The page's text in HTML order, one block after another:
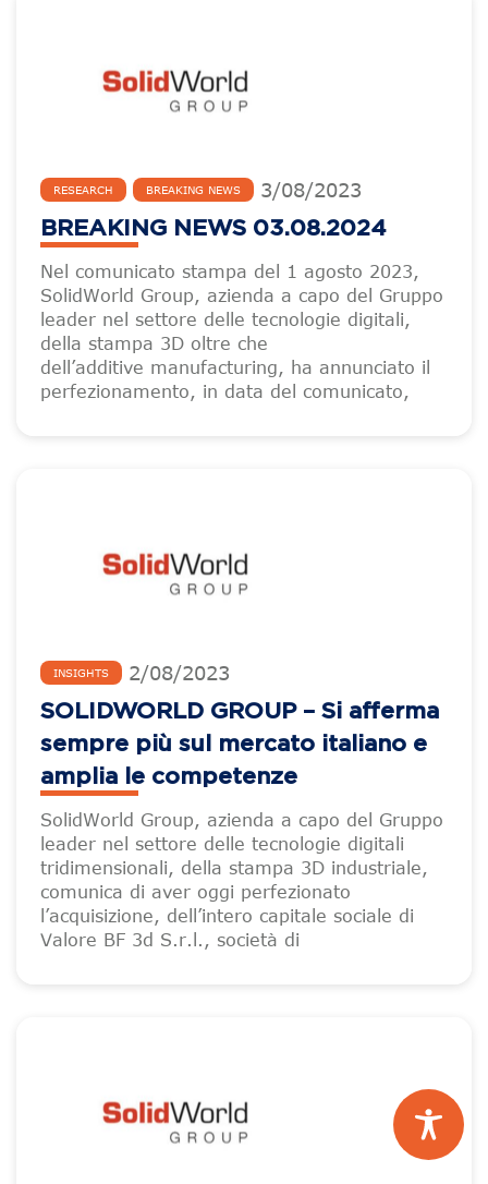
RESEARCH BREAKING NEWS 3/08/2023
BREAKING NEWS 03.08.2024
Nel comunicato stampa del 1 agosto 2023,
SolidWorld Group, azienda a capo del Gruppo
leader nel settore delle tecnologie digitali,
della stampa 3D oltre che
dell’additive manufacturing, ha annunciato il
perfezionamento, in data del comunicato,
INSIGHTS 2/08/2023
SOLIDWORLD GROUP – Si afferma
sempre più sul mercato italiano e
amplia le competenze
SolidWorld Group, azienda a capo del Gruppo
leader nel settore delle tecnologie digitali
tridimensionali, della stampa 3D industriale,
comunica di aver oggi perfezionato
l’acquisizione, dell’intero capitale sociale di
Valore BF 3d S.r.l., società di